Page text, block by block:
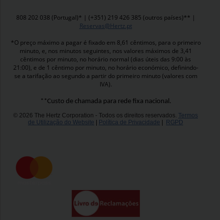
808 202 038 (Portugal)* | (+351) 219 426 385 (outros países)** |
Reservas@Hertz.pt
*O preço máximo a pagar é fixado em 8,61 cêntimos, para o primeiro
minuto, e, nos minutos seguintes, nos valores máximos de 3,41
cêntimos por minuto, no horário normal (dias úteis das 9:00 às
21:00), e de 1 cêntimo por minuto, no horário económico, definindo-
se a tarifação ao segundo a partir do primeiro minuto (valores com
IVA).
**Custo de chamada para rede fixa nacional.
© 2026 The Hertz Corporation - Todos os direitos reservados. Termos
de Utilização do Website
Política de Privacidade RGPD